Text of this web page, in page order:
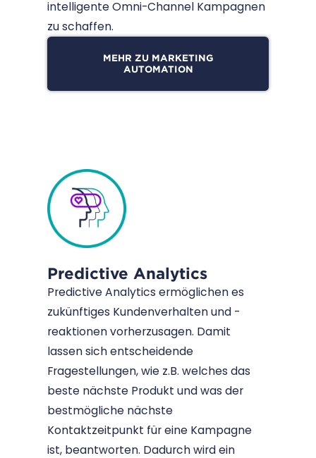
intelligente Omni-Channel Kampagnen
zu schaffen.
MEHR ZU MARKETING
AUTOMATION
Predictive Analytics
Predictive Analytics ermöglichen es
zukünftiges Kundenverhalten und -
reaktionen vorherzusagen. Damit
lassen sich entscheidende
Fragestellungen, wie z.B. welches das
beste nächste Produkt und was der
bestmögliche nächste
Kontaktzeitpunkt für eine Kampagne
ist, beantworten. Dadurch wird ein